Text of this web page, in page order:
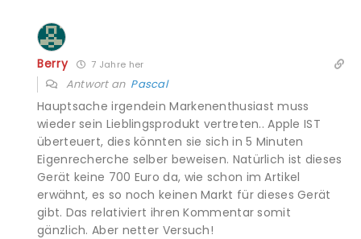
Berry 7 Jahre her
Antwort an Pascal
Hauptsache irgendein Markenenthusiast muss
wieder sein Lieblingsprodukt vertreten.. Apple IST
überteuert, dies könnten sie sich in 5 Minuten
Eigenrecherche selber beweisen. Natürlich ist dieses
Gerät keine 700 Euro da, wie schon im Artikel
erwähnt, es so noch keinen Markt für dieses Gerät
gibt. Das relativiert ihren Kommentar somit
gänzlich. Aber netter Versuch!